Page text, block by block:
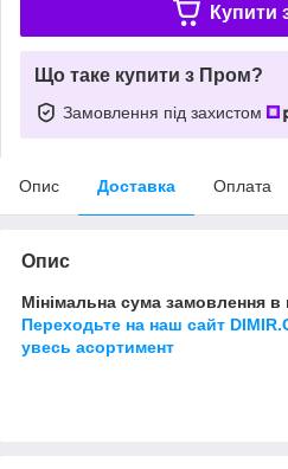
Купити
Що таке купити з Пром?
Замовлення під захистом
Опис Доставка Оплата
Опис
Мінімальна сума замовлення в
Переходьте на наш сайт
увесь асортимент